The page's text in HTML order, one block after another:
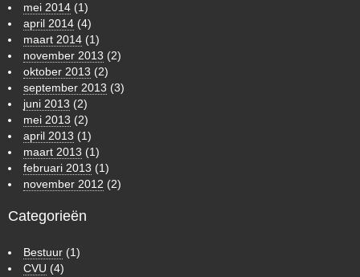
mei 2014 (1)
april 2014 (4)
maart 2014 (1)
november 2013 (2)
oktober 2013 (2)
september 2013 (3)
juni 2013 (2)
mei 2013 (2)
april 2013 (1)
maart 2013 (1)
februari 2013 (1)
november 2012 (2)
Categorieën
Bestuur (1)
CVU (4)